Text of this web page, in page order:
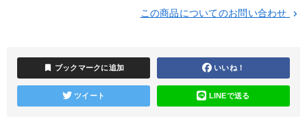
相続・事業承継 DX コミュニケーション 金利
この商品についてのお問い合わせ keyboard_arrow_right
bookmark ブックマークに追加 いいね！
ツイート LINEで送る